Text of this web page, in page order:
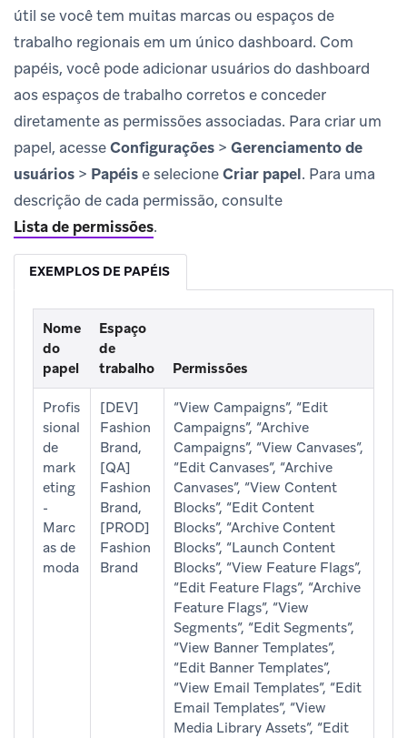
útil se você tem muitas marcas ou espaços de
trabalho regionais em um único dashboard. Com
papéis, você pode adicionar usuários do dashboard
aos espaços de trabalho corretos e conceder
diretamente as permissões associadas. Para criar um
papel, acesseConfigurações > Gerenciamento de
usuários > Papéise selecioneCriar papel. Para uma
descrição de cada permissão, consulte
Lista de permissões.
EXEMPLOS DE PAPÉIS
Nome
do
papel
Espaço
de
trabalho
Permissões
Profis
sional
de
mark
eting
-
Marc
as de
moda
[DEV]
Fashion
Brand,
[QA]
Fashion
Brand,
[PROD]
Fashion
Brand
“View Campaigns”, “Edit
Campaigns”, “Archive
Campaigns”, “View Canvases”,
“Edit Canvases”, “Archive
Canvases”, “View Content
Blocks”, “Edit Content
Blocks”, “Archive Content
Blocks”, “Launch Content
Blocks”, “View Feature Flags”,
“Edit Feature Flags”, “Archive
Feature Flags”, “View
Segments”, “Edit Segments”,
“View Banner Templates”,
“Edit Banner Templates”,
“View Email Templates”, “Edit
Email Templates”, “View
Media Library Assets”, “Edit